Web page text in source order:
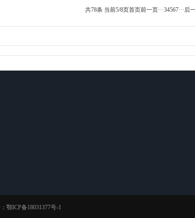
共78条 当前5/8页首页前一页···34567···后
鄂ICP备18031377号-1